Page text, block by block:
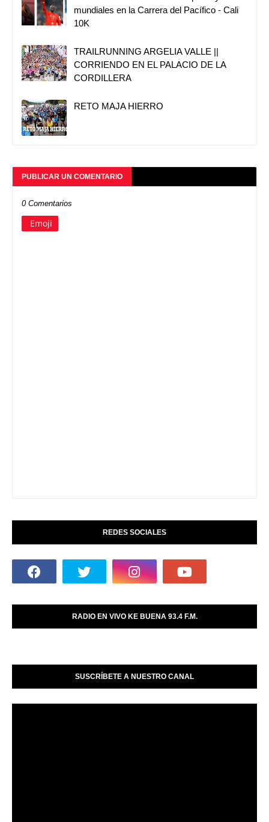
mundiales en la Carrera del Pacífico - Cali
10K
TRAILRUNNING ARGELIA VALLE ||
CORRIENDO EN EL PALACIO DE LA
CORDILLERA
RETO MAJA HIERRO
PUBLICAR UN COMENTARIO
0 Comentarios
Emoji
REDES SOCIALES
RADIO EN VIVO KE BUENA 93.4 F.M.
SUSCRÍBETE A NUESTRO CANAL